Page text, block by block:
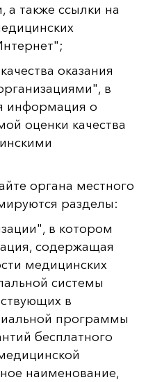
также ссылки на
оказания
в
информация о
оценки качества
органа местного
разделы:
в котором
содержащая
медицинских
системы
в
программы
бесплатного
наименование,